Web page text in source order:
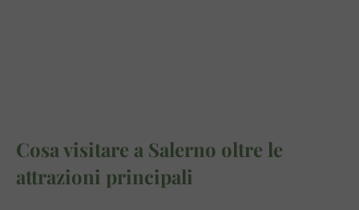
Cosa visitare a Salerno oltre le
attrazioni principali